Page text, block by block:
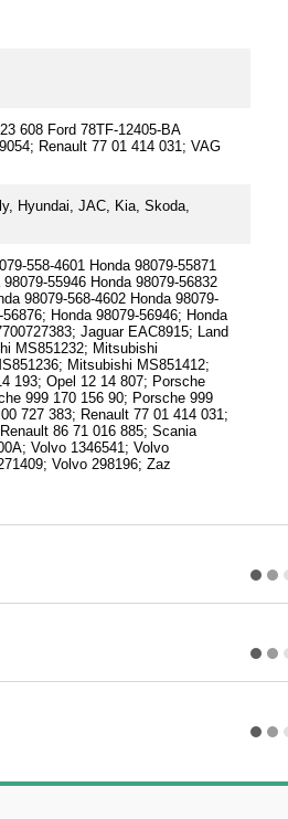
608 Ford 78TF-12405-BA
Renault 77 01 414 031; VAG
Hyundai, JAC, Kia, Skoda,
558-4601 Honda 98079-55871
55946 Honda 98079-56832
98079-568-4602 Honda 98079-
Honda 98079-56946; Honda
Jaguar EAC8915; Land
MS851232; Mitsubishi
Mitsubishi MS851412;
193; Opel 12 14 807; Porsche
999 170 156 90; Porsche 999
727 383; Renault 77 01 414 031;
86 71 016 885; Scania
Volvo 1346541; Volvo
Volvo 298196; Zaz